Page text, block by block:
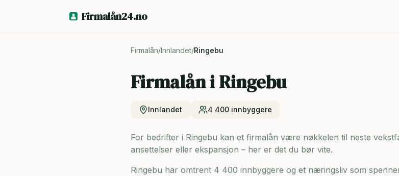
Firmalån24.no
Firmalån/Innlandet/Ringebu
Firmalån iRingebu
Innlandet 4 400 innbyggere
For bedrifter i Ringebu kan et firmalån være nøkkelen til neste
ansettelser eller ekspansjon – her er det du bør vite.
Ringebu har omtrent 4 400 innbyggere og et næringsliv som